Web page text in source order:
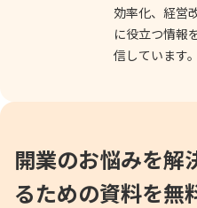
効率化、経営
に役立つ情報
信しています。
開業のお悩みを解
るための資料を無